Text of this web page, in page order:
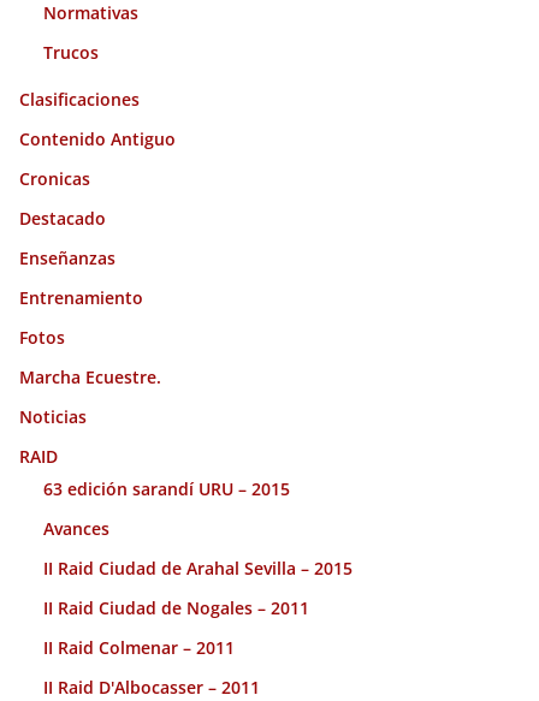
Normativas
Trucos
Clasificaciones
Contenido Antiguo
Cronicas
Destacado
Enseñanzas
Entrenamiento
Fotos
Marcha Ecuestre.
Noticias
RAID
63 edición sarandí URU – 2015
Avances
II Raid Ciudad de Arahal Sevilla – 2015
II Raid Ciudad de Nogales – 2011
II Raid Colmenar – 2011
II Raid D'Albocasser – 2011